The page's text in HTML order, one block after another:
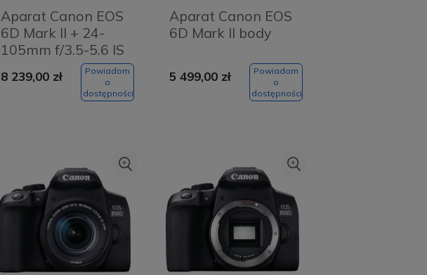
Aparat Canon EOS
6D Mark II + 24-
105mm f/3.5-5.6 IS
8 239,00 zł
Powiadom
o
dostępności
Aparat Canon EOS
6D Mark II body
5 499,00 zł
Powiadom
o
dostępności